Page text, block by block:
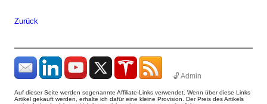
Zurück
🔓 Admin
Auf dieser Seite werden sogenannte Affiliate-Links verwendet. Wenn über diese Links
Artikel gekauft werden, erhalte ich dafür eine kleine Provision. Der Preis des Artikels